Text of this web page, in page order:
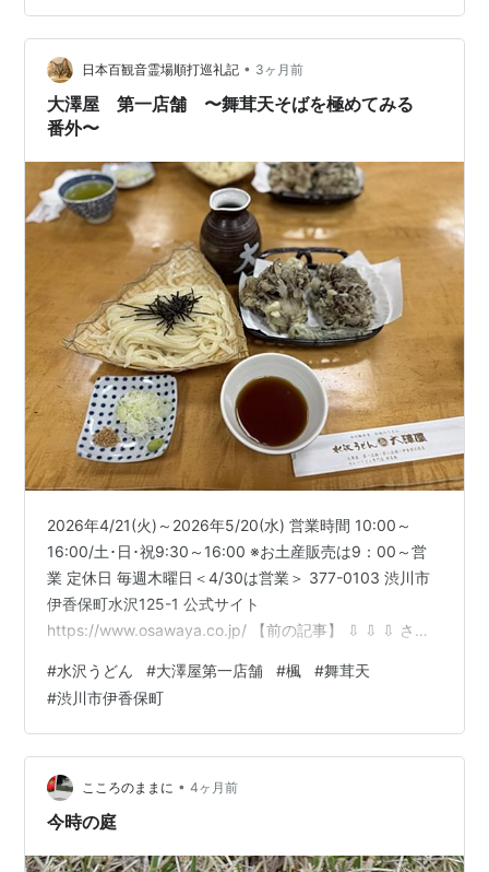
に掲示してありました。 「手もみ麺」になったようで
す。 ドアにはBBQコラボ（？）の紹介が。 まぜそばやつ
け麺など、メニューの幅が広がっているみたいです。 新
メニューの開発や既存メニューの改革を進めるのは嬉し
い変化です。 ここ…
日本百観音霊場順打巡礼記 • 3ヶ月前
大澤屋 第一店舗 〜舞茸天そばを極めてみる
番外〜
2026年4/21(火)～2026年5/20(水) 営業時間 10:00～
16:00/土･日･祝9:30～16:00 ※お土産販売は9：00～営
業 定休日 毎週木曜日＜4/30は営業＞ 377-0103 渋川市
伊香保町水沢125-1 公式サイト
https://www.osawaya.co.jp/ 【前の記事】 ⇩ ⇩ ⇩ さ
て、 朝10時に坂東第十六番、 水澤観音の門前に着きまし
た。 お昼は参拝の後に、 水沢うどんと決めておりました
が、 人気店はお昼ドキは大混雑。 どうやらこのお店は、
もう営業しているようなので、 先に食事をすることにし
ま…
#水沢うどん #大澤屋第一店舗 #楓 #舞茸天
#渋川市伊香保町
こころのままに • 4ヶ月前
今時の庭